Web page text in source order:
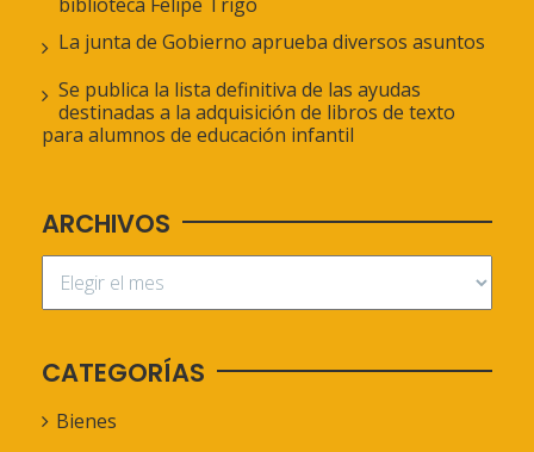
La junta de Gobierno aprueba diversos asuntos
Se publica la lista definitiva de las ayudas
destinadas a la adquisición de libros de texto
para alumnos de educación infantil
ARCHIVOS
CATEGORÍAS
Bienes